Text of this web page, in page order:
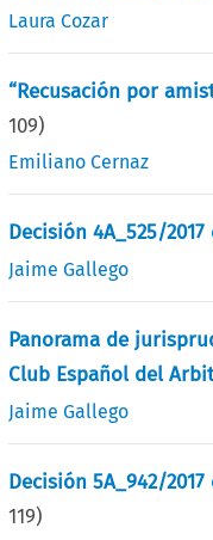
Laura Cozar
“Recusación por
109)
Emiliano Cernaz
Decisión 4A_525/
Jaime Gallego
Panorama de
Club Español del
Jaime Gallego
Decisión 5A_942/
119)